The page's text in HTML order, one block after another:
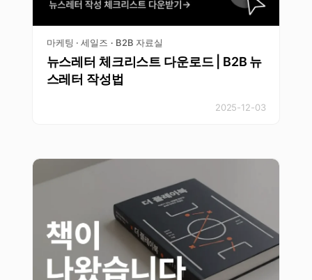
마케팅 · 세일즈 · B2B 자료실
뉴스레터 체크리스트 다운로드 | B2B 뉴
스레터 작성법
2025-12-03